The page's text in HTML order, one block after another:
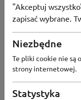
"Akceptuj
zapisać wybrane.
Niezbędne
Te pliki cookie nie są
strony internetowej.
Statystyka